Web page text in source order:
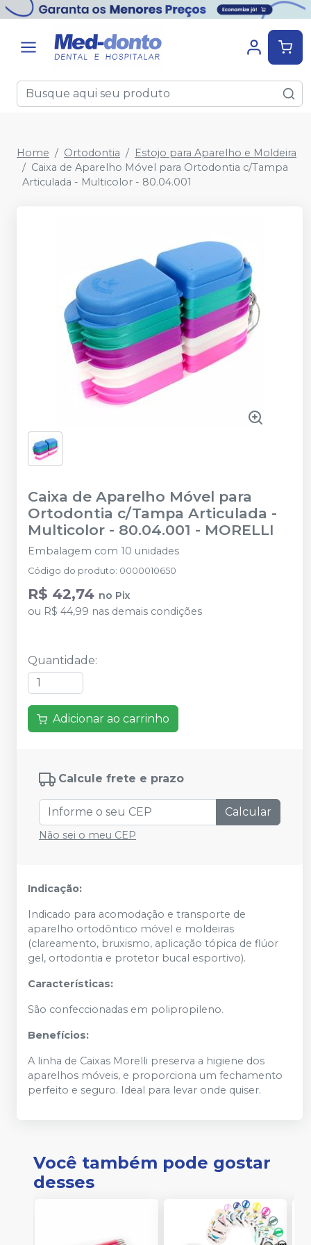
Home Ortodontia
Estojo para Aparelho e Moldeira
Caixa de Aparelho Móvel para Ortodontia c/Tampa
Articulada - Multicolor - 80.04.001
Caixa de Aparelho Móvel para
Ortodontia c/Tampa Articulada -
Multicolor - 80.04.001 - MORELLI
Embalagem com 10 unidades
Código do produto: 0000010650
R$ 42,74 no Pix
ou R$ 44,99 nas demais condições
Quantidade:
Adicionar ao carrinho
Calcule frete e prazo
Calcular
Não sei o meu CEP
Indicação:
Indicado para acomodação e transporte de
aparelho ortodôntico móvel e moldeiras
(clareamento, bruxismo, aplicação tópica de flúor
gel, ortodontia e protetor bucal esportivo).
Características:
São confeccionadas em polipropileno.
Benefícios:
A linha de Caixas Morelli preserva a higiene dos
aparelhos móveis, e proporciona um fechamento
perfeito e seguro. Ideal para levar onde quiser.
Você também pode gostar
desses